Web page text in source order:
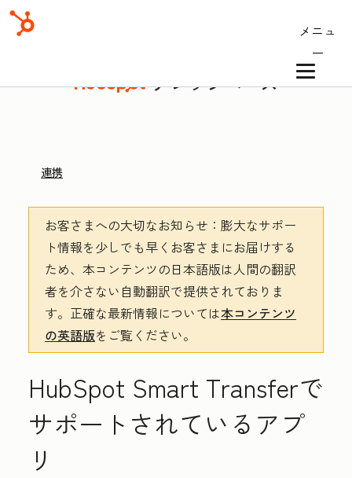
メニュ
ー
ナレッジベース
連携
お客さまへの大切なお知らせ ：膨大なサポー
ト情報を少しでも早くお客さまにお届けする
ため、本コンテンツの日本語版は人間の翻訳
者を介さない自動翻訳で提供されておりま
す。 正確な最新情報については本コンテンツ
の英語版をご覧ください。
HubSpot Smart Transferで
サポートされているアプ
リ